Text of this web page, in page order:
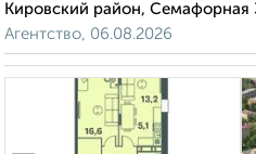
Кировский район, Семафорная
Агентство, 06.08.2026